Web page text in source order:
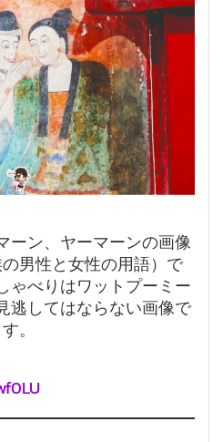
ン、ヤーマーンの画像
の男性と女性の用語）で
ゃべりはワットプーミー
逃してはならない画像で
す。